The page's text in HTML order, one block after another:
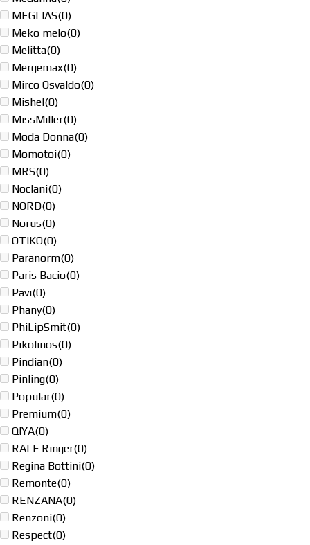
MEGLIAS(0)
Meko melo(0)
Melitta(0)
Mergemax(0)
Mirco Osvaldo(0)
Mishel(0)
MissMiller(0)
Moda Donna(0)
Momotoi(0)
MRS(0)
Noclani(0)
NORD(0)
Norus(0)
OTIKO(0)
Paranorm(0)
Paris Bacio(0)
Pavi(0)
Phany(0)
PhiLipSmit(0)
Pikolinos(0)
Pindian(0)
Pinling(0)
Popular(0)
Premium(0)
QIYA(0)
RALF Ringer(0)
Regina Bottini(0)
Remonte(0)
RENZANA(0)
Renzoni(0)
Respect(0)